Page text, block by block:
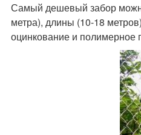
Самый дешевый забор
метра), длины (10-18
оцинкование и полимерное